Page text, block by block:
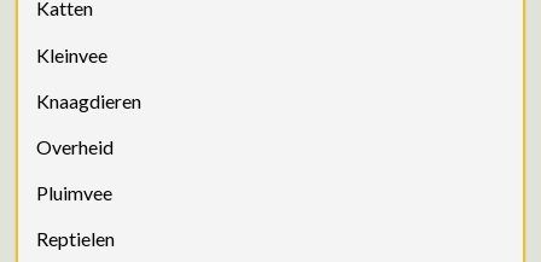
Katten
Kleinvee
Knaagdieren
Overheid
Pluimvee
Reptielen